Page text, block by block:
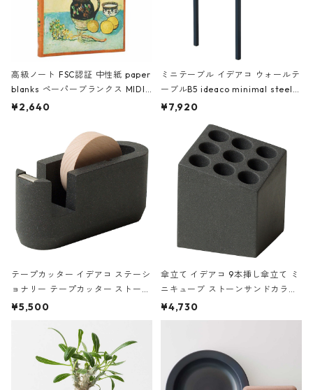
高級ノート FSC認証 中性紙 paper
blanks ペーパーブランクス MIDI
ハードカバー 罫線 ヴァン・ゴッホ
¥2,640
ミニテーブル イデアコ ウォールテ
ーブルB5 ideaco minimal steel f
urniture WALL Table B5 ネイビー
¥7,920
テープカッター イデアコ ステーシ
ョナリー テープカッター ストーン
サンドカラー 石調 ideaco Station
¥5,500
傘立て イデアコ 9本挿し傘立て ミ
ニキューブ ストーンサンドカラー
石調 ideaco Umbrella Stand CUB
E ストーンサンドブラック
¥4,730